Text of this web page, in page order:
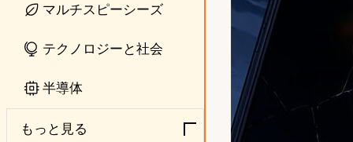
マルチスピーシーズ
テクノロジーと社会
半導体
もっと見る